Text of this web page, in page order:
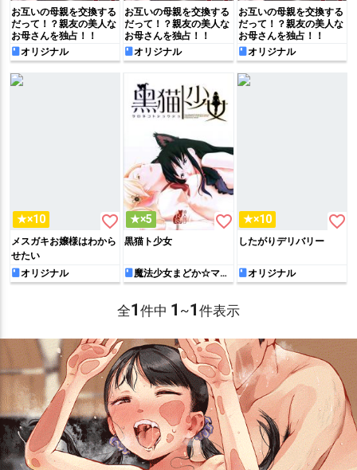
お互いの母親を交換する
だって！？親友の美人な
お母さんを独占！！
オリジナル
お互いの母親を交換する
だって！？親友の美人な
お母さんを独占！！
オリジナル
お互いの母親を交換する
だって！？親友の美人な
お母さんを独占！！
オリジナル
★×10 favorite_border
メスガキお嬢様はわから
せたい
オリジナル
★×5 favorite_border
黒猫ト少女
魔法少女まどか☆マギ
カ
★×10 favorite_border
したがりデリバリー
オリジナル
全1件中 1 ~1件表示